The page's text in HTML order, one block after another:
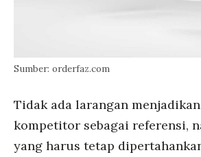
Sumber: orderfaz.com
Tidak ada larangan
kompetitor sebagai referensi,
yang harus tetap